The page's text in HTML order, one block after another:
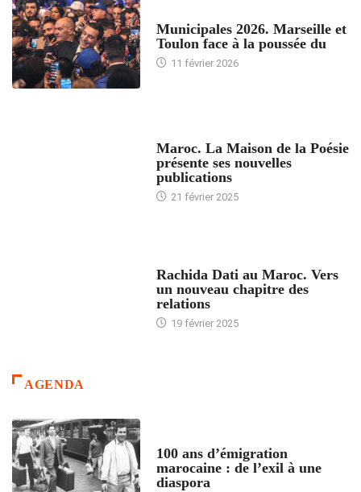
Municipales 2026. Marseille et
Toulon face à la poussée du
11 février 2026
Maroc. La Maison de la Poésie
présente ses nouvelles
publications
21 février 2025
Rachida Dati au Maroc. Vers
un nouveau chapitre des
relations
19 février 2025
AGENDA
100 ans d’émigration
marocaine : de l’exil à une
diaspora